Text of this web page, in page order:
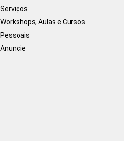
Serviços
Workshops, Aulas e Cursos
Pessoais
Anuncie